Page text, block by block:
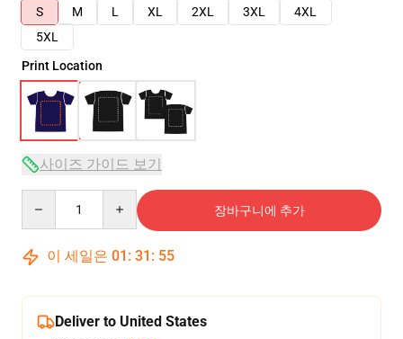
S
M L XL 2XL 3XL
4XL
5XL
Print Location
사이즈 가이드 보기
장바구니에 추가
이 세일은 01 : 31 : 54
Deliver to United States